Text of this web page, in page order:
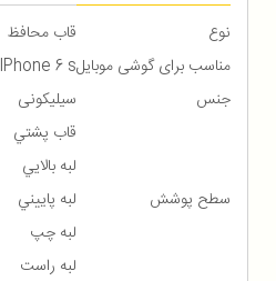
نوع
قاب محافظ
مناسب برای گوشی موبایلIPhone 6 s
جنس
سیلیکونی
سطح پوشش
قاب پشتي
لبه بالايي
لبه پاييني
لبه چپ
لبه راست